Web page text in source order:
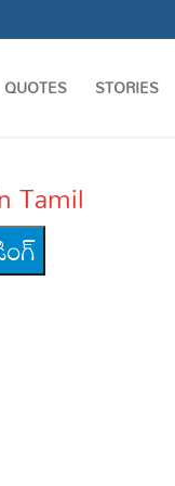
QUOTES STORIES
Tamil